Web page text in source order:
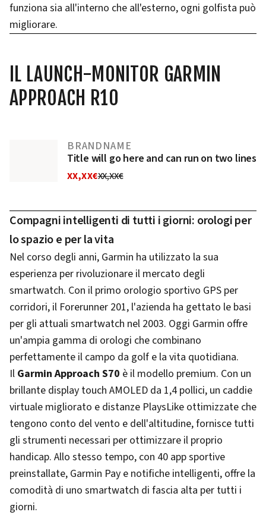
funziona sia all'interno che all'esterno, ogni golfista può
migliorare.
IL LAUNCH-MONITOR GARMIN
APPROACH R10
BRANDNAME
Title will go here and can run on two lines
XX,XX€XX,XX€
Compagni intelligenti di tutti i giorni: orologi per
lo spazio e per la vita
Nel corso degli anni, Garmin ha utilizzato la sua
esperienza per rivoluzionare il mercato degli
smartwatch. Con il primo orologio sportivo GPS per
corridori, il Forerunner 201, l'azienda ha gettato le basi
per gli attuali smartwatch nel 2003. Oggi Garmin offre
un'ampia gamma di orologi che combinano
perfettamente il campo da golf e la vita quotidiana.
Il Garmin Approach S70 è il modello premium. Con un
brillante display touch AMOLED da 1,4 pollici, un caddie
virtuale migliorato e distanze PlaysLike ottimizzate che
tengono conto del vento e dell'altitudine, fornisce tutti
gli strumenti necessari per ottimizzare il proprio
handicap. Allo stesso tempo, con 40 app sportive
preinstallate, Garmin Pay e notifiche intelligenti, offre la
comodità di uno smartwatch di fascia alta per tutti i
giorni.